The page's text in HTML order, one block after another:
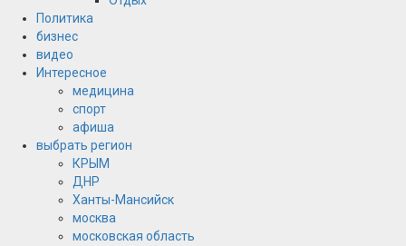
Политика
бизнес
видео
Интересное
медицина
спорт
афиша
выбрать регион
КРЫМ
ДНР
Ханты-Мансийск
москва
московская область